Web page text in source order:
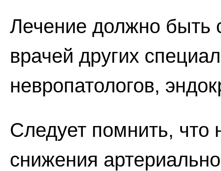
Лечение должно быть
врачей других
невропатологов,
Следует помнить, что
снижения